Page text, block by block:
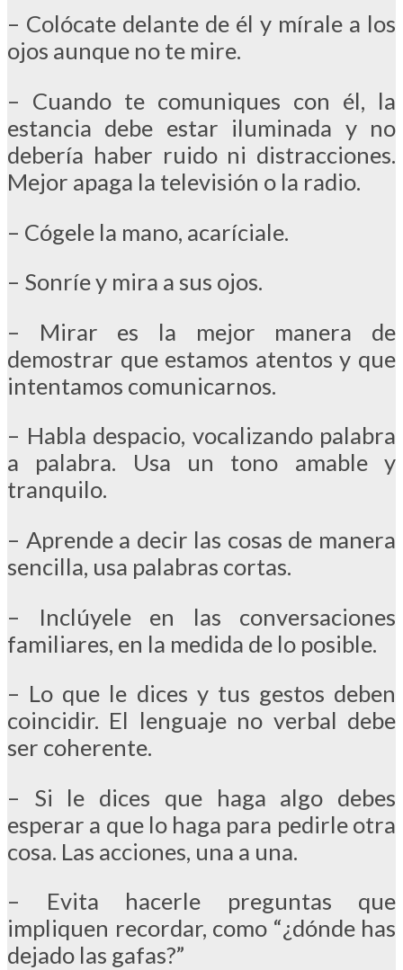
– Colócate delante de él y mírale a los
ojos aunque no te mire.
– Cuando te comuniques con él, la
estancia debe estar iluminada y no
debería haber ruido ni distracciones.
Mejor apaga la televisión o la radio.
– Cógele la mano, acaríciale.
– Sonríe y mira a sus ojos.
– Mirar es la mejor manera de
demostrar que estamos atentos y que
intentamos comunicarnos.
– Habla despacio, vocalizando palabra
a palabra. Usa un tono amable y
tranquilo.
– Aprende a decir las cosas de manera
sencilla, usa palabras cortas.
– Inclúyele en las conversaciones
familiares, en la medida de lo posible.
– Lo que le dices y tus gestos deben
coincidir. El lenguaje no verbal debe
ser coherente.
– Si le dices que haga algo debes
esperar a que lo haga para pedirle otra
cosa. Las acciones, una a una.
– Evita hacerle preguntas que
impliquen recordar, como “¿dónde has
dejado las gafas?”